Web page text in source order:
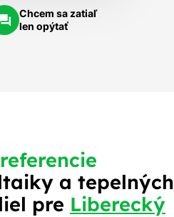
Chcem sa zatiaľ
len opýtať
a tepelných
pre Liberecký